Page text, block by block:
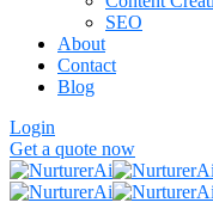
SEO
About
Contact
Blog
Login
Get a quote now